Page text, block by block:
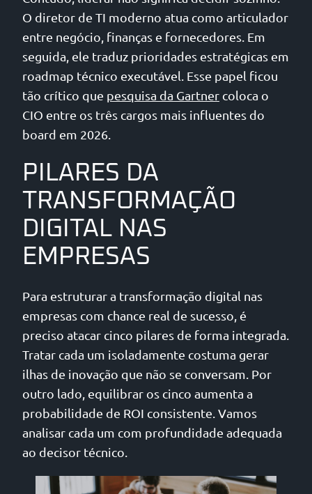
O diretor de TI moderno atua como articulador
entre negócio, finanças e fornecedores. Em
seguida, ele traduz prioridades estratégicas em
roadmap técnico executável. Esse papel ficou
tão crítico que pesquisa da Gartner coloca o
CIO entre os três cargos mais influentes do
board em 2026.
PILARES DA
TRANSFORMAÇÃO
DIGITAL NAS
EMPRESAS
Para estruturar a transformação digital nas
empresas com chance real de sucesso, é
preciso atacar cinco pilares de forma integrada.
Tratar cada um isoladamente costuma gerar
ilhas de inovação que não se conversam. Por
outro lado, equilibrar os cinco aumenta a
probabilidade de ROI consistente. Vamos
analisar cada um com profundidade adequada
ao decisor técnico.